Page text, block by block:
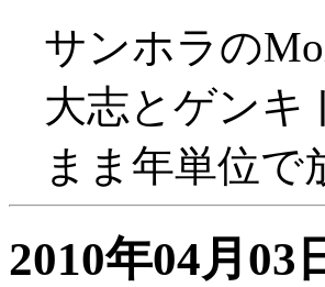
サンホラの
大志とゲンキ
まま年単位
2010年04月03